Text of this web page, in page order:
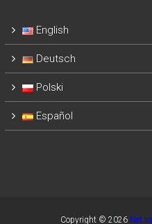
English
Deutsch
Polski
Español
Copyright © 2026 Net